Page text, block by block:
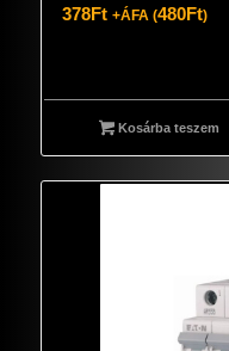
378Ft +ÁFA (480Ft)
Kosárba teszem